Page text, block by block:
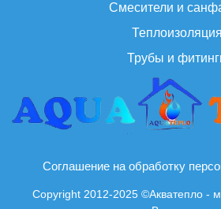
Смесители и
Теплоизоляция
Трубы и
Соглашение на обработку
Copyright 2012-2025 ©Акватепло -